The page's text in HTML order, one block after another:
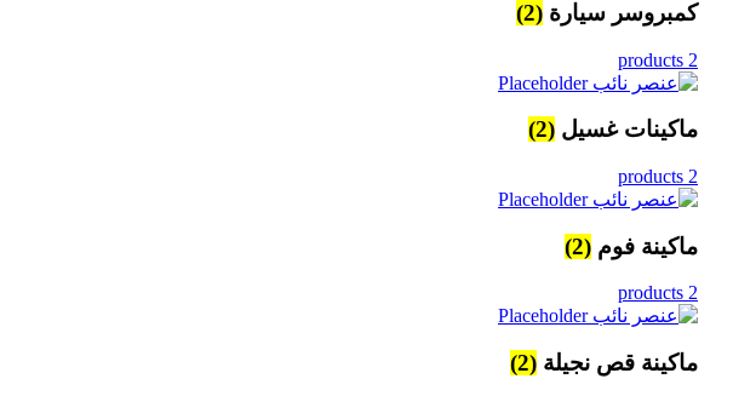
كمبروسر سيارة (2)
2 products
ماكينات غسيل (2)
2 products
ماكينة فوم (2)
2 products
ماكينة قص نجيلة (2)